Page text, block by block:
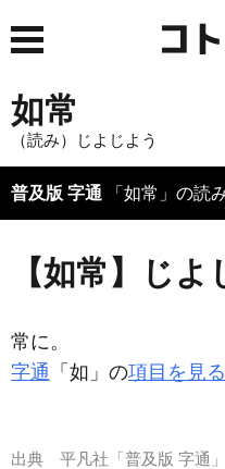
如常
（読み）じよじよう
普及版 字通 「如常」の読
【如常】じよ
常に。
字通 「如」の項目を見る
出典 平凡社「普及版 字通」